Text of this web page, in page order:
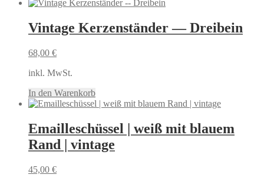
Vintage Kerzenständer — Dreibein
68,00 €
inkl. MwSt.
In den Warenkorb
Emailleschüssel | weiß mit blauem
Rand | vintage
45,00 €